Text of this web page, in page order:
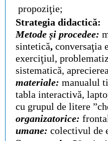
propoziţie;
Strategia didactică:
Metode și procedee:
sintetică, conversaţia
exerciţiul,
sistematică,
materiale: manualul
tabla interactivă,
cu grupul de litere
organizatorice:
umane: colectivul de